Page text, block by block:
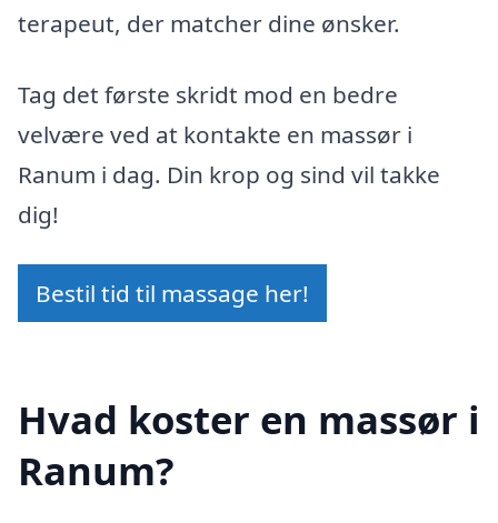
terapeut, der matcher dine ønsker.
Tag det første skridt mod en bedre
velvære ved at kontakte en massør i
Ranum i dag. Din krop og sind vil takke
dig!
Bestil tid til massage her!
Hvad koster en massør i
Ranum?